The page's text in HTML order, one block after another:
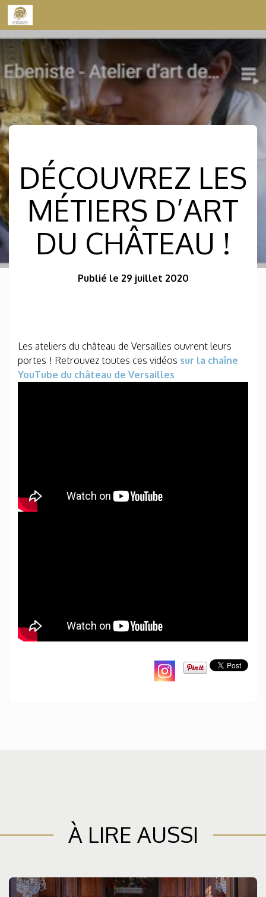
Skip to content
DÉCOUVREZ LES
MÉTIERS D’ART
DU CHÂTEAU !
Publié le 29 juillet 2020
Les ateliers du château de Versailles ouvrent leurs
portes ! Retrouvez toutes ces vidéos sur la chaîne
YouTube du château de Versailles
À LIRE AUSSI